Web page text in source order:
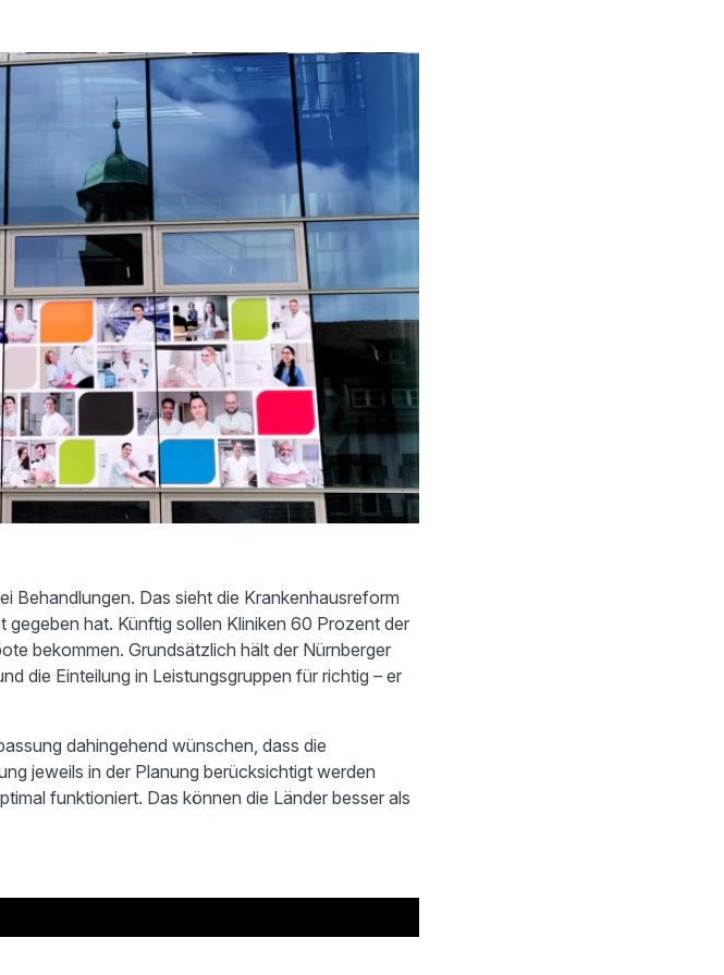
Behandlungen. Das sieht die Krankenhausreform
hat. Künftig sollen Kliniken 60 Prozent der
bekommen. Grundsätzlich hält der Nürnberger
die Einteilung in Leistungsgruppen für richtig – er
dahingehend wünschen, dass die
jeweils in der Planung berücksichtigt werden
funktioniert. Das können die Länder besser als